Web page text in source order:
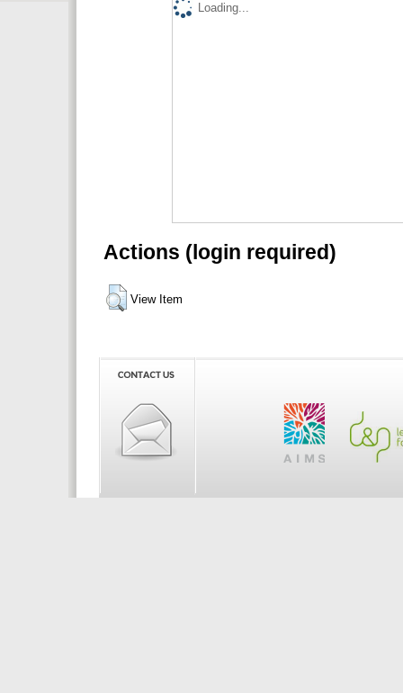
Loading...
Actions (login required)
View Item